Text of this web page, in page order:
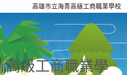
高雄市立海青高級工商職業學校
高級工商職業學